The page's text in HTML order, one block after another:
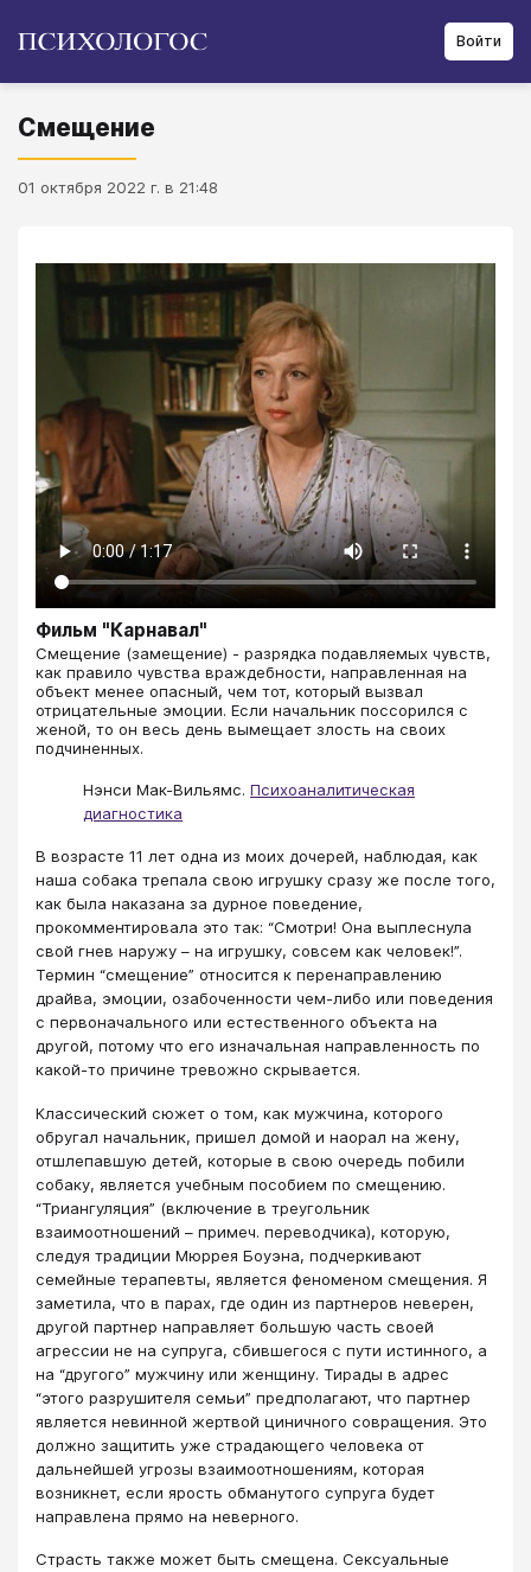
Войти
Смещение
01 октября 2022 г. в 21:48
Фильм "Карнавал"
​​​​​​​Смещение (замещение) - разрядка подавляемых чувств,
как правило чувства враждебности, направленная на
объект менее опасный, чем тот, который вызвал
отрицательные эмоции. Если начальник поссорился с
женой, то он весь день вымещает злость на своих
подчиненных.
Нэнси Мак-Вильямс. Психоаналитическая
диагностика
В возрасте 11 лет одна из моих дочерей, наблюдая, как
наша собака трепала свою игрушку сразу же после того,
как была наказана за дурное поведение,
прокомментировала это так: “Смотри! Она выплеснула
свой гнев наружу – на игрушку, совсем как человек!”.
Термин “смещение” относится к перенаправлению
драйва, эмоции, озабоченности чем-либо или поведения
с первоначального или естественного объекта на
другой, потому что его изначальная направленность по
какой-то причине тревожно скрывается.
Классический сюжет о том, как мужчина, которого
обругал начальник, пришел домой и наорал на жену,
отшлепавшую детей, которые в свою очередь побили
собаку, является учебным пособием по смещению.
“Триангуляция” (включение в треугольник
взаимоотношений – примеч. переводчика), которую,
следуя традиции Мюррея Боуэна, подчеркивают
семейные терапевты, является феноменом смещения. Я
заметила, что в парах, где один из партнеров неверен,
другой партнер направляет большую часть своей
агрессии не на супруга, сбившегося с пути истинного, а
на “другого” мужчину или женщину. Тирады в адрес
“этого разрушителя семьи” предполагают, что партнер
является невинной жертвой циничного совращения. Это
должно защитить уже страдающего человека от
дальнейшей угрозы взаимоотношениям, которая
возникнет, если ярость обманутого супруга будет
направлена прямо на неверного.
Страсть также может быть смещена. Сексуальные